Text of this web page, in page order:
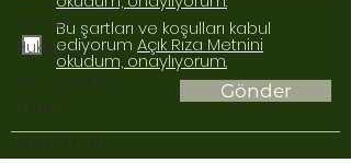
Borçlar
Hukuku
Gayrimenkul
Hukuku
İcra Hukuku
Bu şartları ve koşulları kabul
ediyorum Açık Rıza Metnini
okudum, onaylıyorum.
Gönder